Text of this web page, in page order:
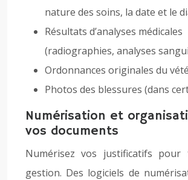
nature des soins, la date et le
Résultats d’analyses médicales
(radiographies, analyses
Ordonnances originales du
Photos des blessures (dans
Numérisation et
vos documents
Numérisez vos justificatifs pour
gestion. Des logiciels de